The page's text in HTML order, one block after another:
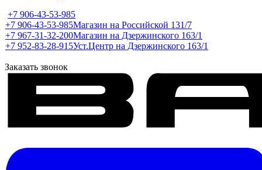
+7 906-43-53-985
+7 906-43-53-985Магазин на Российской 131/7
+7 967-31-32-200Магазин на Дзержинского 163/1
+7 952-83-28-915Уст.Центр на Дзержинского 163/1
Заказать звонок